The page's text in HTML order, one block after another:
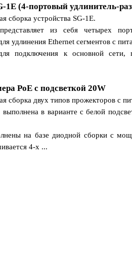
1E (4-портовый удлинитель-
сборка устройства SG-1E.
из себя четырех
удлинения Ethernet сегментов с
подключения к основной сети,
PoE с подсветкой 20W
сборка двух типов прожекторов с
в варианте с белой
на базе диодной сборки с
4-х ...